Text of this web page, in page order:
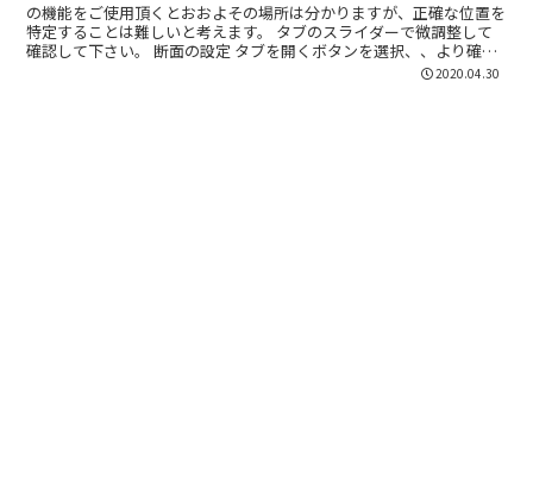
よその見当を付けてその辺りを見
るようにしていますが、見当を付
ける位置の目測が困難です。容易
に目測できる方法はありますか？
の機能をご使用頂くとおおよその場所は分かりますが、正確な位置を
特定することは難しいと考えます。 タブのスライダーで微調整して
確認して下さい。 断面の設定 タブを開くボタンを選択、、より確認
したい平面にチェックを入れる。選択した平面下のスライ...2020.04.30